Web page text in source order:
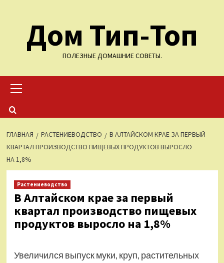
содержимомуДом Тип-Топ
ПОЛЕЗНЫЕ ДОМАШНИЕ СОВЕТЫ.
меню
ГЛАВНАЯ РАСТЕНИЕВОДСТВО
В АЛТАЙСКОМ КРАЕ ЗА ПЕРВЫЙ
КВАРТАЛ ПРОИЗВОДСТВО ПИЩЕВЫХ ПРОДУКТОВ ВЫРОСЛО
НА 1,8%
Растениеводство
В Алтайском крае за первый
квартал производство пищевых
продуктов выросло на 1,8%
Увеличился выпуск муки, круп, растительных